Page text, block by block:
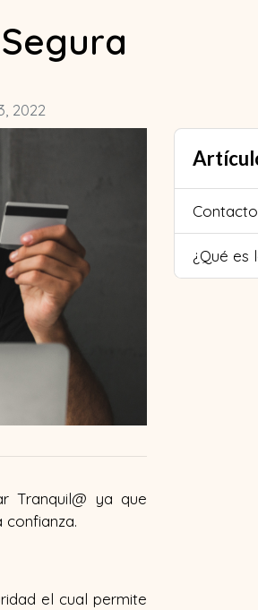
2022
Tranquil@ ya que
el cual permite
Contacto
¿Qué es